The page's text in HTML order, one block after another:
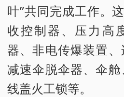
叶”共同完成工作。
收控制器、压力高
器、非电传爆装置、
减速伞脱伞器、伞
线盖火工锁等。